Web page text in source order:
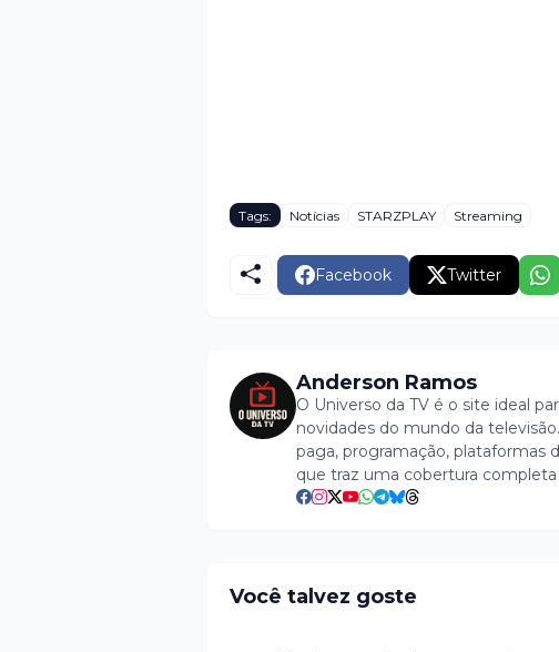
Tags: Notícias STARZPLAY Streaming
Facebook Twitter
Anderson Ramos
O Universo da TV é o site ideal
novidades do mundo da
paga, programação, plataformas
que traz uma cobertura completa
Você talvez goste